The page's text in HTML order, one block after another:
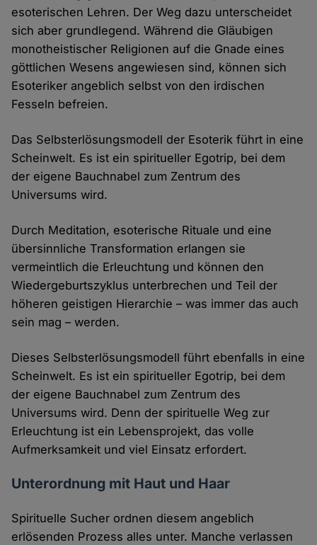
esoterischen Lehren. Der Weg dazu unterscheidet
sich aber grundlegend. Während die Gläubigen
monotheistischer Religionen auf die Gnade eines
göttlichen Wesens angewiesen sind, können sich
Esoteriker angeblich selbst von den irdischen
Fesseln befreien.
Das Selbsterlösungsmodell der Esoterik führt in eine
Scheinwelt. Es ist ein spiritueller Egotrip, bei dem
der eigene Bauchnabel zum Zentrum des
Universums wird.
Durch Meditation, esoterische Rituale und eine
übersinnliche Transformation erlangen sie
vermeintlich die Erleuchtung und können den
Wiedergeburtszyklus unterbrechen und Teil der
höheren geistigen Hierarchie – was immer das auch
sein mag – werden.
Dieses Selbsterlösungsmodell führt ebenfalls in eine
Scheinwelt. Es ist ein spiritueller Egotrip, bei dem
der eigene Bauchnabel zum Zentrum des
Universums wird. Denn der spirituelle Weg zur
Erleuchtung ist ein Lebensprojekt, das volle
Aufmerksamkeit und viel Einsatz erfordert.
Unterordnung mit Haut und Haar
Spirituelle Sucher ordnen diesem angeblich
erlösenden Prozess alles unter. Manche verlassen